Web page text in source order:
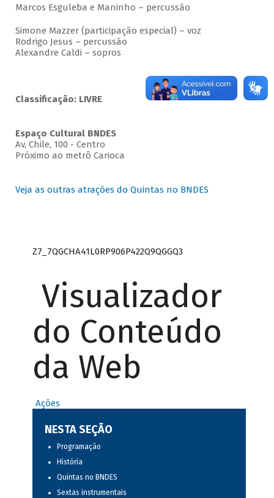
Marcos Esguleba e Maninho – percussão
Simone Mazzer (participação especial) – voz
Rodrigo Jesus – percussão
Alexandre Caldi – sopros
Classificação: LIVRE
Espaço Cultural BNDES
Av, Chile, 100 - Centro
Próximo ao metrô Carioca
Veja as outras atrações do Quintas no BNDES
Z7_7QGCHA41L0RP906P422Q9QGGQ3
Visualizador
do Conteúdo
da Web
Ações
NESTA SEÇÃO
Programação
História
Quintas no BNDES
Sextas instrumentais